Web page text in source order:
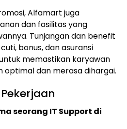
Alfamart juga
dan fasilitas yang
Tunjangan dan benefit
bonus, dan asuransi
memastikan karyawan
optimal dan merasa dihargai.
seorang IT Support di